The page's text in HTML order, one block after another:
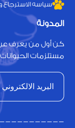
سياسه الاسترجاع
المدونة
كن أول من يعرف
مستلزمات الحيوانات